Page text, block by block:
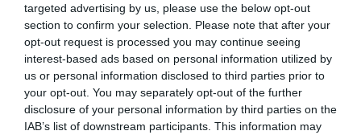
targeted advertising by us, please use the below opt-out
section to confirm your selection. Please note that after your
opt-out request is processed you may continue seeing
interest-based ads based on personal information utilized by
us or personal information disclosed to third parties prior to
your opt-out. You may separately opt-out of the further
disclosure of your personal information by third parties on the
IAB’s list of downstream participants. This information may
futbols Latvijas futbola federācija
Latvijas futbola izlase Paolo Nikolato
CITS NO ŠĪS TĒMAS
“Šis ir ļoti, ļoti vājš arguments.” Sporta
infrastruktūras speciālists kritizē LFF